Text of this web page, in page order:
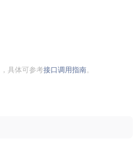
具体可参考接口调用指南。